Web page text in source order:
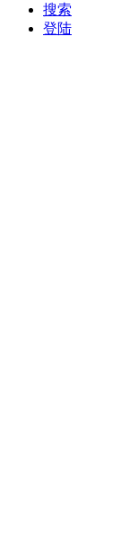
搜索
登陆